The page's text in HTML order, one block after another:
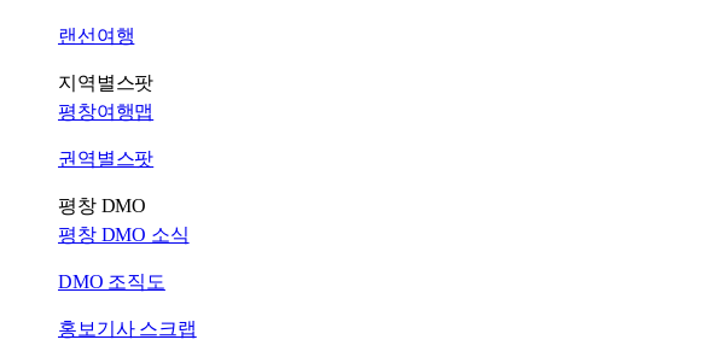
랜선여행
지역별스팟
평창여행맵
권역별스팟
평창 DMO
평창 DMO 소식
DMO 조직도
홍보기사 스크랩